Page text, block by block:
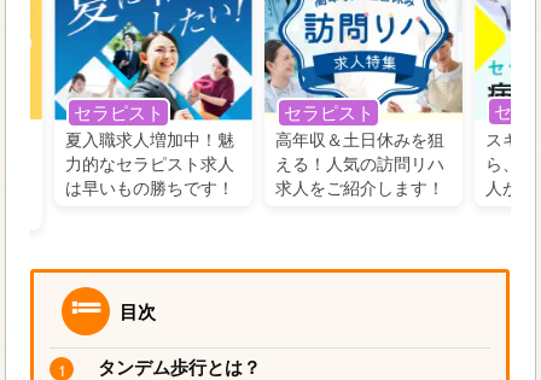
セラピスト
夏入職求人増加中！魅
力的なセラピスト求人
は早いもの勝ちです！
セラピスト
高年収＆土日休みを狙
える！人気の訪問リハ
求人をご紹介します！
セラ
スキル
ら、
人が
目次
タンデム歩行とは？